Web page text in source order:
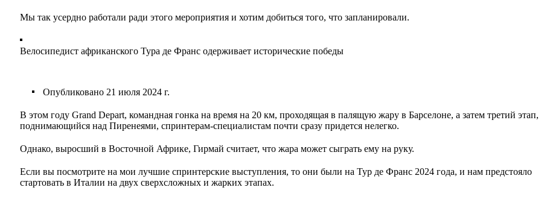
Мы так усердно работали ради этого мероприятия и хотим добиться того, что запланировали.
Велосипедист африканского Тура де Франс одерживает исторические победы
Опубликовано 21 июля 2024 г.
В этом году Grand Depart, командная гонка на время на 20 км, проходящая в палящую жару в Барселоне, а затем третий этап,
поднимающийся над Пиренеями, спринтерам-специалистам почти сразу придется нелегко.
Однако, выросший в Восточной Африке, Гирмай считает, что жара может сыграть ему на руку.
Если вы посмотрите на мои лучшие спринтерские выступления, то они были на Тур де Франс 2024 года, и нам предстояло
стартовать в Италии на двух сверхсложных и жарких этапах.